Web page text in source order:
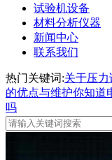
试验机设备
材料分析仪器
新闻中心
联系我们
热门关键词:关于压
的优点与维护你知道
吗